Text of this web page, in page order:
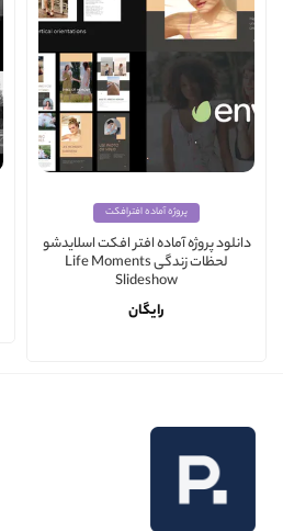
پروژه آماده افترافکت
دانلود پروژه آماده افتر افکت اسلایدشو
لحظات زندگی Life Moments
Slideshow
رایگان